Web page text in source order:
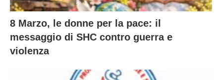
8 Marzo, le donne per la pace: il
messaggio di SHC contro guerra e
violenza